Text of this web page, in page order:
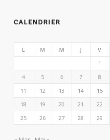
CALENDRIER
L M M J V
1
4
5 6 7 8
11
12 13 14 15
18
19 20 21 22
25
26 27 28 29